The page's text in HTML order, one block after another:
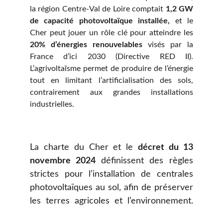
la région Centre-Val de Loire comptait 1,2 GW
de capacité photovoltaïque installée, et le
Cher peut jouer un rôle clé pour atteindre les
20% d’énergies renouvelablesvisés par la
France d’ici 2030 (Directive RED II).
L’agrivoltaïsme permet de produire de l’énergie
tout en limitant l’artificialisation des sols,
contrairement aux grandes installations
industrielles.
La charte du Cher et ledécret du 13
novembre 2024 définissent des règles
strictes pour l’installation de centrales
photovoltaïques au sol, afin de préserver
les terres agricoles et l’environnement.